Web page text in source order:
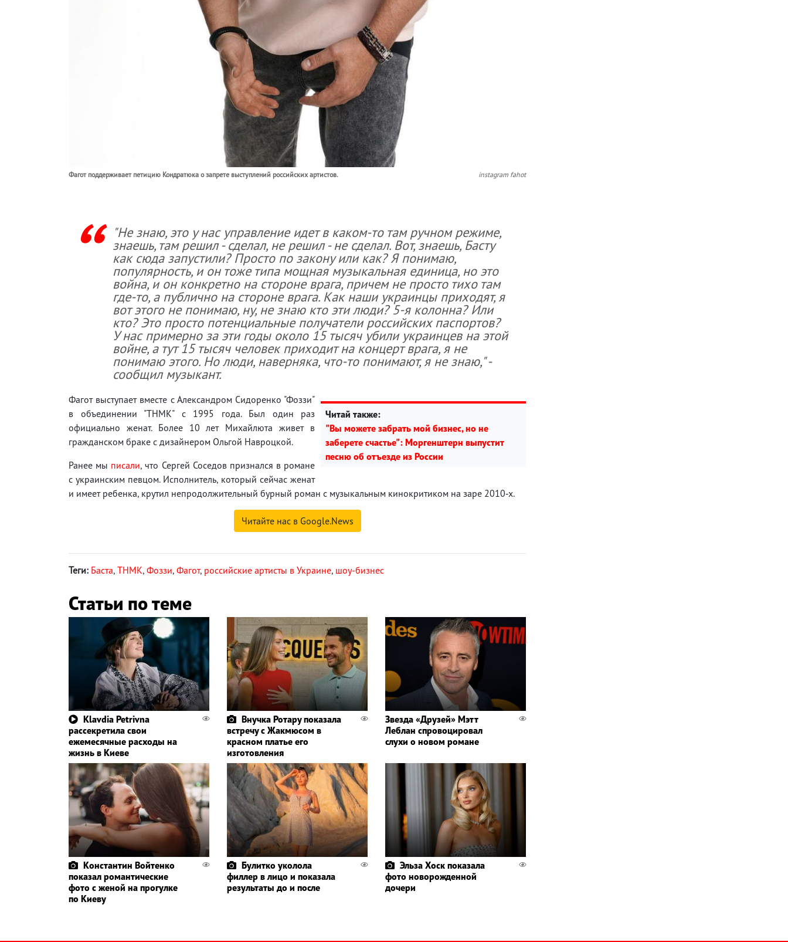
Фагот поддерживает петицию Кондратюка о запрете выступлений российских артистов. instagram fahot
"Не знаю, это у нас управление идет в каком-то там ручном режиме,
знаешь, там решил - сделал, не решил - не сделал. Вот, знаешь, Басту
как сюда запустили? Просто по закону или как? Я понимаю,
популярность, и он тоже типа мощная музыкальная единица, но это
война, и он конкретно на стороне врага, причем не просто тихо там
где-то, а публично на стороне врага. Как наши украинцы приходят, я
вот этого не понимаю, ну, не знаю кто эти люди? 5-я колонна? Или
кто? Это просто потенциальные получатели российских паспортов?
У нас примерно за эти годы около 15 тысяч убили украинцев на этой
войне, а тут 15 тысяч человек приходит на концерт врага, я не
понимаю этого. Но люди, наверняка, что-то понимают, я не знаю," -
сообщил музыкант.
Читай также:
"Вы можете забрать мой бизнес, но не
заберете счастье": Моргенштерн выпустит
песню об отъезде из России
Фагот выступает вместе с Александром Сидоренко "Фоззи"
в объединении "ТНМК" с 1995 года. Был один раз
официально женат. Более 10 лет Михайлюта живет в
гражданском браке с дизайнером Ольгой Навроцкой.
Ранее мы писали, что Сергей Соседов признался в романе
с украинским певцом. Исполнитель, который сейчас женат
и имеет ребенка, крутил непродолжительный бурный роман с музыкальным кинокритиком на заре 2010-х.
Читайте нас в Google.News
Теги: Баста, ТНМК, Фоззи, Фагот, российские артисты в Украине, шоу-бизнес
Статьи по теме
Klavdia Petrivna
рассекретила свои
ежемесячные расходы на
жизнь в Киеве
Внучка Ротару показала
встречу с Жакмюсом в
красном платье его
изготовления
Звезда «Друзей» Мэтт
Леблан спровоцировал
слухи о новом романе
Константин Войтенко
показал романтические
фото с женой на прогулке
по Киеву
Булитко уколола
филлер в лицо и показала
результаты до и после
Эльза Хоск показала
фото новорожденной
дочери